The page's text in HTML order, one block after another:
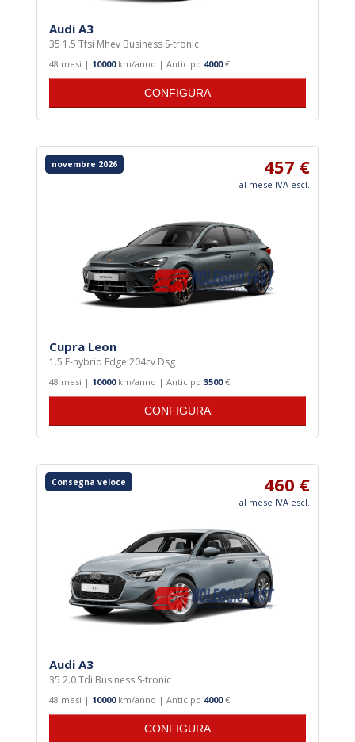
Audi A3
35 1.5 Tfsi Mhev Business S-tronic
48 mesi | 10000km/anno | Anticipo 4000€
CONFIGURA
novembre 2026 457 €
al mese IVA escl.
Cupra Leon
1.5 E-hybrid Edge 204cv Dsg
48 mesi | 10000km/anno | Anticipo 3500€
CONFIGURA
Consegna veloce 460 €
al mese IVA escl.
Audi A3
35 2.0 Tdi Business S-tronic
48 mesi | 10000km/anno | Anticipo 4000€
CONFIGURA